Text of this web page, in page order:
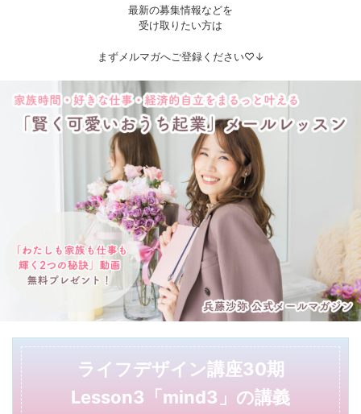
最新の募集情報などを
受け取りたい方は
まずメルマガへご登録ください♡↓
ライフデザイン講座30期
Lesson3「mind3」の講義